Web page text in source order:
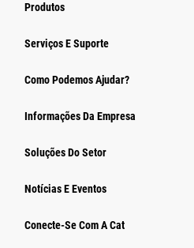
Produtos
Serviços E Suporte
Como Podemos Ajudar?
Informações Da Empresa
Soluções Do Setor
Notícias E Eventos
Conecte-Se Com A Cat